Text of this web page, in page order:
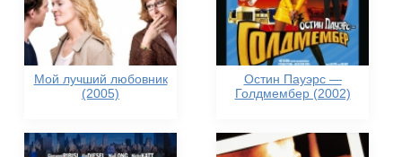
Мой лучший любовник
(2005)
Остин Пауэрс —
Голдмембер (2002)